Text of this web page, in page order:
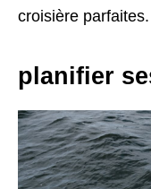
croisière parfaites.
planifier